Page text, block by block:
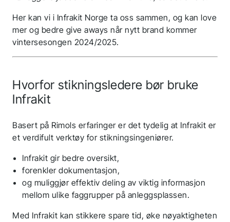
Her kan vi i Infrakit Norge ta oss sammen, og kan love
mer og bedre give aways når nytt brand kommer
vintersesongen 2024/2025.
Hvorfor stikningsledere bør bruke
Infrakit
Basert på Rimols erfaringer er det tydelig at Infrakit er
et verdifult verktøy for stikningsingeniører.
Infrakit gir bedre oversikt,
forenkler dokumentasjon,
og muliggjør effektiv deling av viktig informasjon
mellom ulike faggrupper på anleggsplassen.
Med Infrakit kan stikkere spare tid, øke nøyaktigheten
Takk for søknaden
din! Du hører snart
tilbake fra oss.
Følg oss for siste nytt